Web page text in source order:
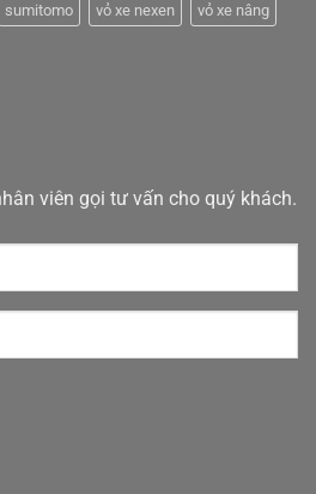
sumitomo vỏ xe nexen vỏ xe nâng
viên gọi tư vấn cho quý khách.